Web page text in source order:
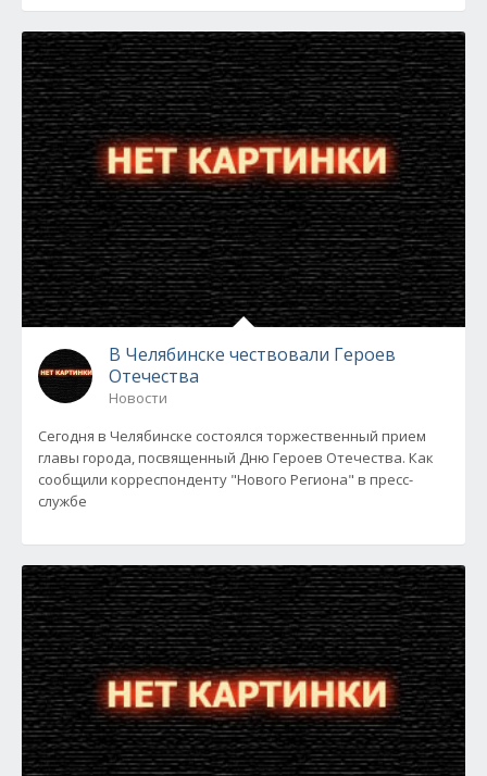
В Челябинске чествовали Героев
Отечества
Новости
Сегодня в Челябинске состоялся торжественный прием
главы города, посвященный Дню Героев Отечества. Как
сообщили корреспонденту "Нового Региона" в пресс-
службе